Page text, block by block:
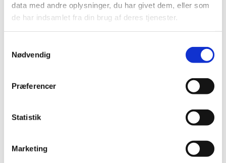
data med andre oplysninger, du har givet dem, eller som
de har indsamlet fra din brug af deres tjenester.
Nødvendig
Præferencer
Statistik
Marketing
Hvis du har brug for en attest, kan den rekvireres på et
hvilket som helst kirkekontor eller digitalt
påwww.borger.dk.